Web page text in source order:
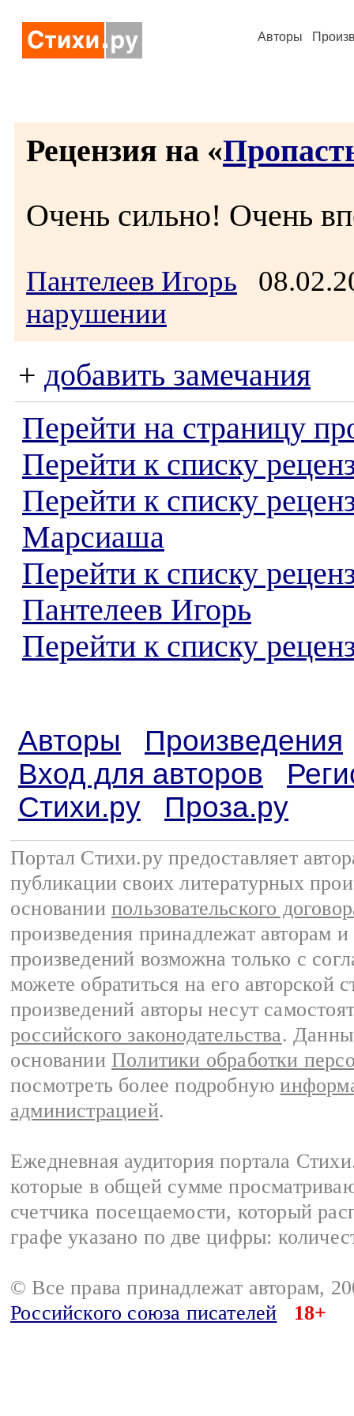
Авторы
Рецензия на «
Очень сильно! Очень
Пантелеев Игорь
нарушении
+ добавить замечания
Перейти на страницу
Перейти к списку
Перейти к списку
Марсиаша
Перейти к списку
Пантелеев Игорь
Перейти к списку
Авторы
Произведения
Вход для авторов
Стихи.ру
Проза.ру
Портал Стихи.ру предоставляет
публикации своих литературных
основании пользовательского
произведения принадлежат авторам
произведений возможна только с
можете обратиться на его авторской
произведений авторы несут
российского законодательства.
основании Политики обработки
посмотреть более подробную
администрацией.
Ежедневная аудитория портала
которые в общей сумме
счетчика посещаемости, который
графе указано по две цифры:
© Все права принадлежат авторам,
Российского союза писателей
18+